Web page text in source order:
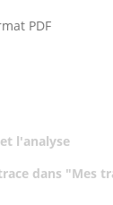
PDF
l'analyse
dans "Mes